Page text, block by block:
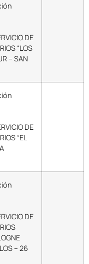
DE
“LOS
– SAN
DE
“EL
DE
– 26